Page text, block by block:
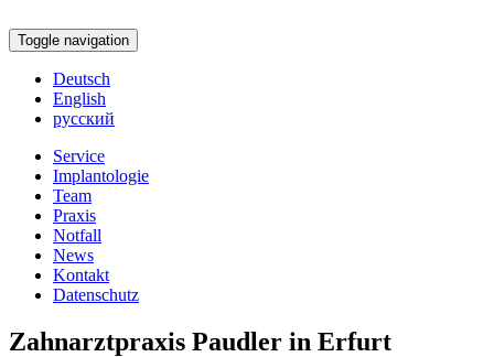
Toggle navigation
Deutsch
English
русский
Service
Implantologie
Team
Praxis
Notfall
News
Kontakt
Datenschutz
Zahnarztpraxis Paudler in Erfurt